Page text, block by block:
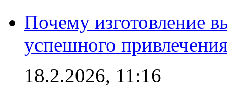
Почему изготовление
успешного
18.2.2026, 11:16